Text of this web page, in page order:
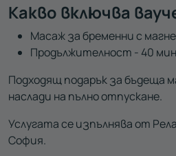
Какво включва
Масаж за бременни с
Продължителност - 40
Подходящ подарък за бъдеща
наслади на пълно отпускане.
Услугата се изпълнява от
София.